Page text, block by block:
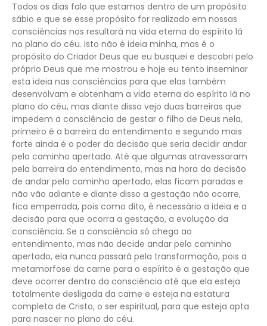
Todos os dias falo que estamos dentro de um propósito
sábio e que se esse propósito for realizado em nossas
consciências nos resultará na vida eterna do espírito lá
no plano do céu. Isto não é ideia minha, mas é o
propósito do Criador Deus que eu busquei e descobri pelo
próprio Deus que me mostrou e hoje eu tento inseminar
esta ideia nas consciências para que elas também
desenvolvam e obtenham a vida eterna do espírito lá no
plano do céu, mas diante disso vejo duas barreiras que
impedem a consciência de gestar o filho de Deus nela,
primeiro é a barreira do entendimento e segundo mais
forte ainda é o poder da decisão que seria decidir andar
pelo caminho apertado. Até que algumas atravessaram
pela barreira do entendimento, mas na hora da decisão
de andar pelo caminho apertado, elas ficam paradas e
não vão adiante e diante disso a gestação não ocorre,
fica emperrada, pois como dito, é necessário a ideia e a
decisão para que ocorra a gestação, a evolução da
consciência. Se a consciência só chega ao
entendimento, mas não decide andar pelo caminho
apertado, ela nunca passará pela transformação, pois a
metamorfose da carne para o espírito é a gestação que
deve ocorrer dentro da consciência até que ela esteja
totalmente desligada da carne e esteja na estatura
completa de Cristo, o ser espiritual, para que esteja apta
para nascer no plano do céu.